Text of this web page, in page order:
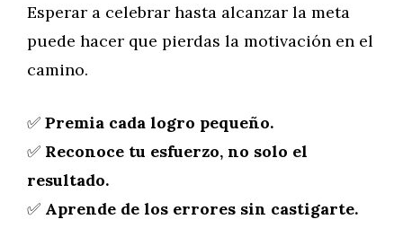
Esperar a celebrar hasta alcanzar la meta
puede hacer que pierdas la motivación en el
camino.
✅ Premia cada logro pequeño.
✅ Reconoce tu esfuerzo, no solo el
resultado.
✅ Aprende de los errores sin castigarte.